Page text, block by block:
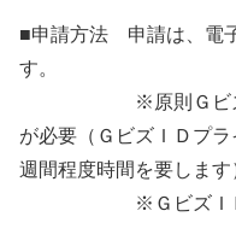
■申請方法 申請は、電
す。
※原則ＧビズＩＤ
が必要（ＧビズＩＤプ
週間程度時間を要します
※ＧビズＩ